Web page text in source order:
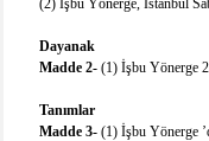
(2) İşbu Yönerge, İstanbul
Dayanak
Madde 2- (1) İşbu Yönerge
Tanımlar
Madde 3-(1) İşbu Yönerge